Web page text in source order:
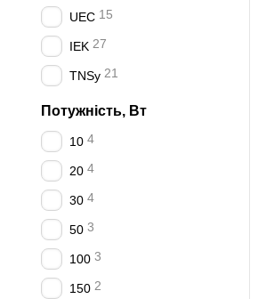
UEC 15
IEK 27
TNSy 21
Потужність, Вт
10 4
20 4
30 4
50 3
100 3
150 2